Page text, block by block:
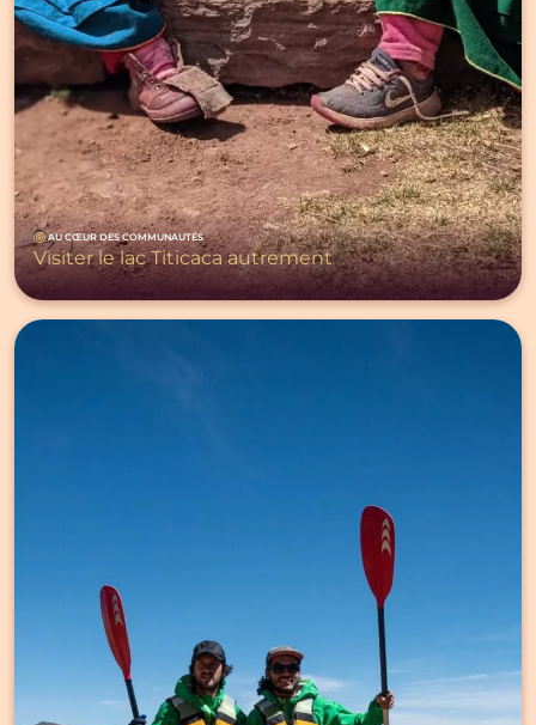
AU CŒUR DES COMMUNAUTÉS
Visiter le lac Titicaca autrement